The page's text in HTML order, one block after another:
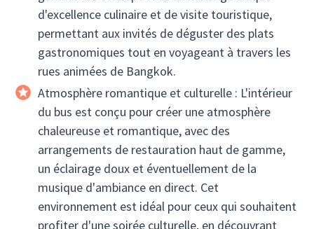
d'excellence culinaire et de visite touristique,
permettant aux invités de déguster des plats
gastronomiques tout en voyageant à travers les
rues animées de Bangkok.
Atmosphère romantique et culturelle : L'intérieur
du bus est conçu pour créer une atmosphère
chaleureuse et romantique, avec des
arrangements de restauration haut de gamme,
un éclairage doux et éventuellement de la
musique d'ambiance en direct. Cet
environnement est idéal pour ceux qui souhaitent
profiter d'une soirée culturelle, en découvrant